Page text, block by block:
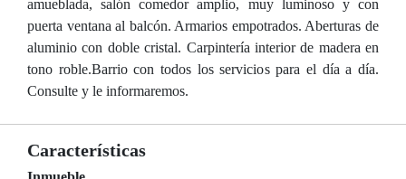
amueblada, salón comedor amplio, muy luminoso y con
puerta ventana al balcón. Armarios empotrados. Aberturas de
aluminio con doble cristal. Carpintería interior de madera en
tono roble.Barrio con todos los servicios para el día a día.
Consulte y le informaremos.
Características